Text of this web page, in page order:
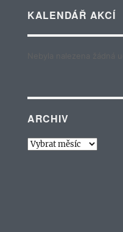
KALENDÁŘ AKCÍ
ARCHIV
Archiv